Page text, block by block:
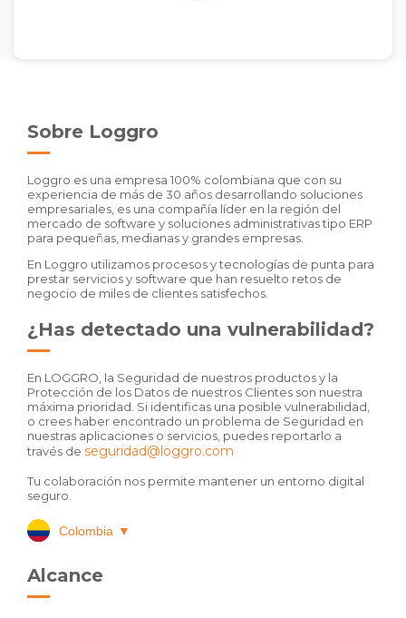
Sobre Loggro
Loggro es una empresa 100% colombiana que con su
experiencia de más de 30 años desarrollando soluciones
empresariales, es una compañía líder en la región del
mercado de software y soluciones administrativas tipo ERP
para pequeñas, medianas y grandes empresas.
En Loggro utilizamos procesos y tecnologías de punta para
prestar servicios y software que han resuelto retos de
negocio de miles de clientes satisfechos.
¿Has detectado una vulnerabilidad?
En LOGGRO, la Seguridad de nuestros productos y la
Protección de los Datos de nuestros Clientes son nuestra
máxima prioridad. Si identificas una posible vulnerabilidad,
o crees haber encontrado un problema de Seguridad en
nuestras aplicaciones o servicios, puedes reportarlo a
través de seguridad@loggro.com
Tu colaboración nos permite mantener un entorno digital
seguro.
Colombia ▼
Alcance